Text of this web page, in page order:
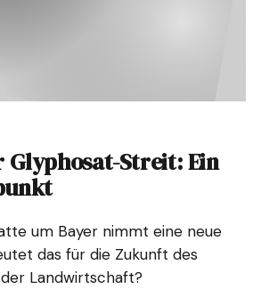
Glyphosat-Streit: Ein
um Bayer nimmt eine neue
das für die Zukunft des
Landwirtschaft?